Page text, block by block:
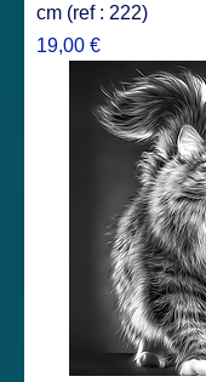
cm (ref : 222)
Prix
19,00 €